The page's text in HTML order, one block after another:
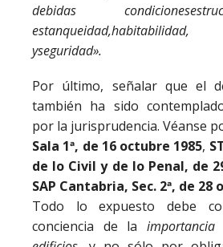
debidas
condiciones
estanqueidad,habitabilidad,
yseguridad».
Por último, señalar que el
también ha sido
por la jurisprudencia. Véanse
Sala 1ª, de 16 octubre 1985,
de lo Civil y de lo Penal, de
SAP Cantabria, Sec. 2ª, de 28
Todo lo expuesto debe
conciencia de la